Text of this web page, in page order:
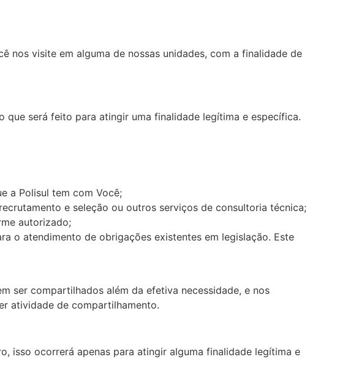
nos visite em alguma de nossas unidades, com a finalidade de
que será feito para atingir uma finalidade legítima e específica.
a Polisul tem com Você;
e seleção ou outros serviços de consultoria técnica;
autorizado;
o atendimento de obrigações existentes em legislação. Este
ser compartilhados além da efetiva necessidade, e nos
atividade de compartilhamento.
isso ocorrerá apenas para atingir alguma finalidade legítima e